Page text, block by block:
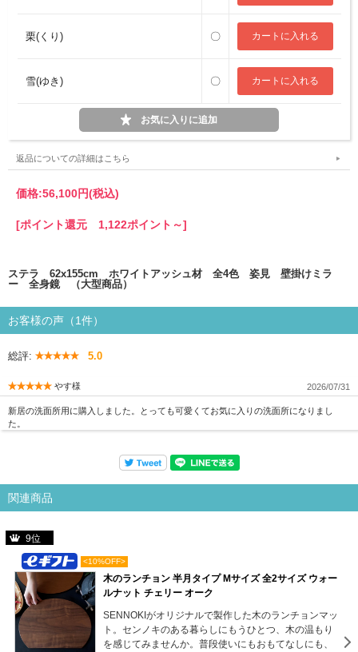
栗(くり) 〇
雪(ゆき) 〇
返品についての詳細はこちら
価格:56,100円(税込)
[ポイント還元 1,122ポイント～]
ステラ 62x155cm ホワイトアッシュ材 全4色 姿見 壁掛けミラ
ー 全身鏡 （大型商品）
お客様の声（1件）
総評: 5.0
やす様 2026/07/31
新居の洗面所用に購入しました。とっても可愛くてお気に入りの洗面所になりまし
た。
関連商品
9位
<10%OFF>
木のランチョン 半月タイプ Mサイズ 全2サイズ ウォー
ルナット チェリー オーク
SENNOKIがオリジナルで製作した木のランチョンマッ
ト。センノキのある暮らしにもうひとつ、木の温もり
を感じてみませんか。普段使いにもおもてなしにも、